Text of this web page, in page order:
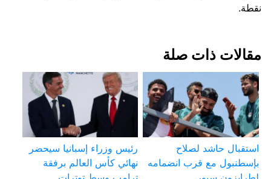
نقطة.
مقالات ذات صلة
استقبال حاشد لصلاح
بإسطنبول مع قرب انضمامه
رئيس وزراء إسبانيا سيحضر
نهائي كأس العالم برفقة